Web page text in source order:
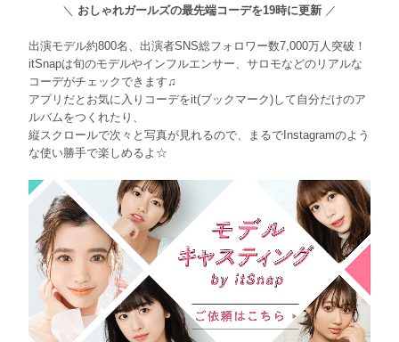
＼ おしゃれガールズの最先端コーデを19時に更新 ／
出演モデル約800名、出演者SNS総フォロワー数7,000万人突破！
itSnapは旬のモデルやインフルエンサー、サロモなどのリアルな
コーデがチェックできます♫
アプリだとお気に入りコーデをit(ブックマーク)して自分だけのア
ルバムをつくれたり、
縦スクロールで次々と写真が見れるので、まるでInstagramのよう
な使い勝手で楽しめるよ☆